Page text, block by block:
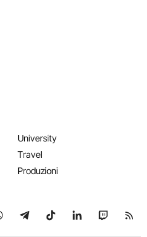
University
Travel
Produzioni
YouTube
su WhatsApp
Seguici su Telegram
Seguici su TikTok
Seguici su
Seguici